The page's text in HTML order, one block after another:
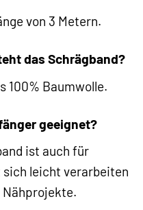
von 3 Metern.
das Schrägband?
100% Baumwolle.
geeignet?
ist auch für
sich leicht verarbeiten